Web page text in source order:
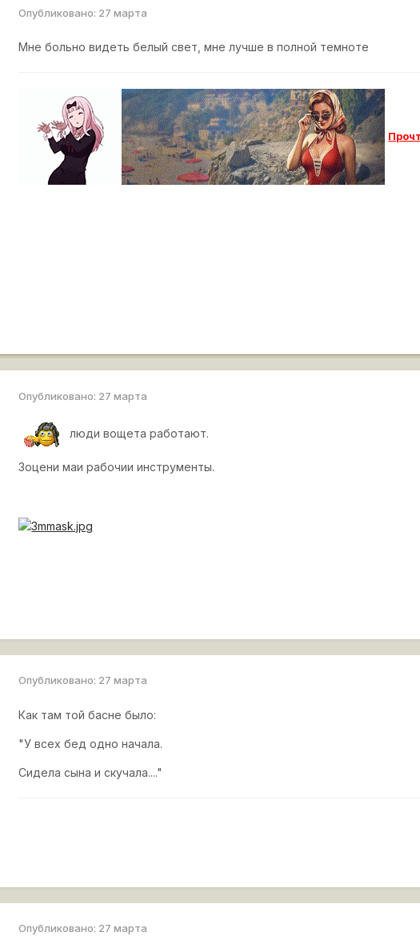
Опубликовано: 27 марта
Мне больно видеть белый свет, мне лучше в полной темноте
Опубликовано: 27 марта
люди вощета работают.
Зоцени маи рабочии инструменты.
Опубликовано: 27 марта
Как там той басне было:
"У всех бед одно начала.
Сидела сына и скучала...."
Опубликовано: 27 марта